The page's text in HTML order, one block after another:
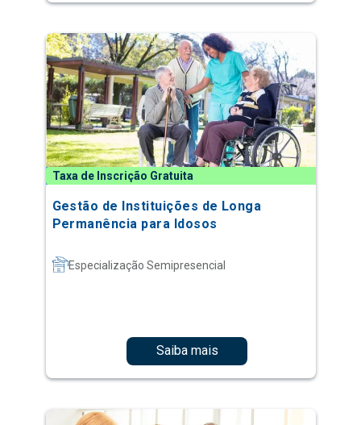
Taxa de Inscrição Gratuita
Gestão de Instituições de Longa
Permanência para Idosos
Especialização Semipresencial
Saiba mais